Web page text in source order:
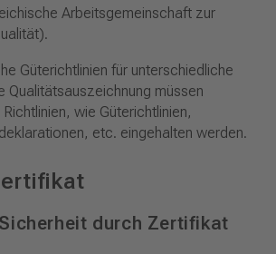
Arbeitsgemeinschaft zur
Güterichtlinien für unterschiedliche
Qualitätsauszeichnung müssen
wie Güterichtlinien,
etc. eingehalten werden.
durch Zertifikat